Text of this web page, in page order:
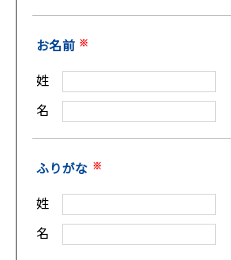
お名前 ※
姓
名
ふりがな ※
姓
名